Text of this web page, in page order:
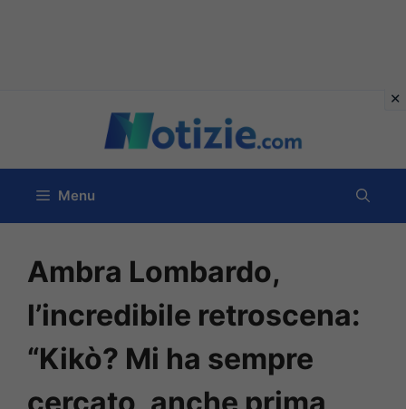
contenuto
Menu
Ambra Lombardo,
l’incredibile retroscena:
“Kikò? Mi ha sempre